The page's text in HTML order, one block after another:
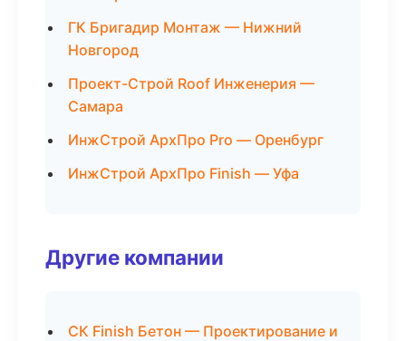
ГК Бригадир Монтаж — Нижний
Новгород
Проект-Строй Roof Инженерия —
Самара
ИнжСтрой АрхПро Pro — Оренбург
ИнжСтрой АрхПро Finish — Уфа
Другие компании
СК Finish Бетон — Проектирование и